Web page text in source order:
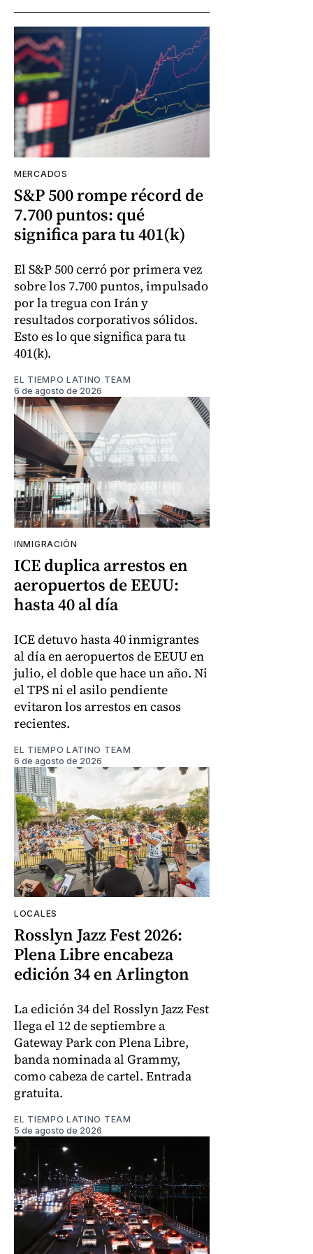
MERCADOS
S&P 500 rompe récord de
7.700 puntos: qué
significa para tu 401(k)
El S&P 500 cerró por primera vez
sobre los 7.700 puntos, impulsado
por la tregua con Irán y
resultados corporativos sólidos.
Esto es lo que significa para tu
401(k).
EL TIEMPO LATINO TEAM
6 de agosto de 2026
INMIGRACIÓN
ICE duplica arrestos en
aeropuertos de EEUU:
hasta 40 al día
ICE detuvo hasta 40 inmigrantes
al día en aeropuertos de EEUU en
julio, el doble que hace un año. Ni
el TPS ni el asilo pendiente
evitaron los arrestos en casos
recientes.
EL TIEMPO LATINO TEAM
6 de agosto de 2026
LOCALES
Rosslyn Jazz Fest 2026:
Plena Libre encabeza
edición 34 en Arlington
La edición 34 del Rosslyn Jazz Fest
llega el 12 de septiembre a
Gateway Park con Plena Libre,
banda nominada al Grammy,
como cabeza de cartel. Entrada
gratuita.
EL TIEMPO LATINO TEAM
5 de agosto de 2026